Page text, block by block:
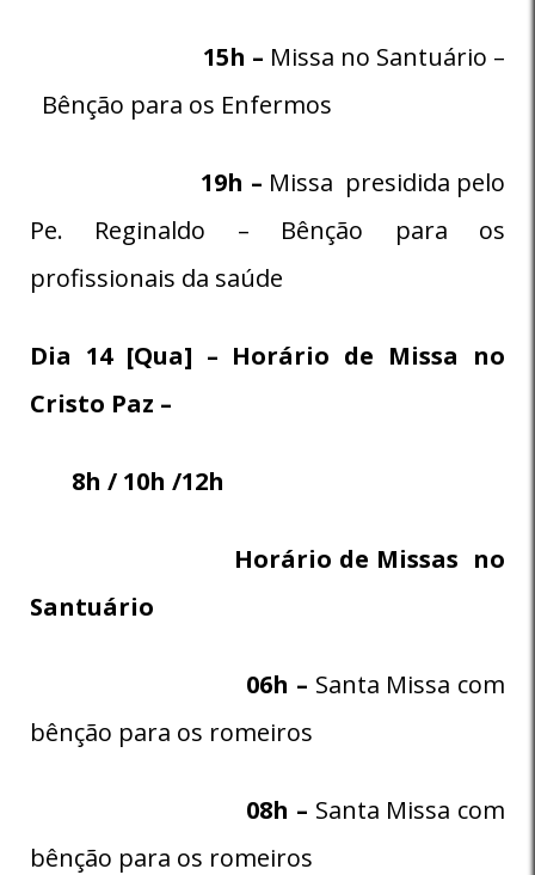
15h – Missa no Santuário –
Bênção para os Enfermos
19h – Missa presidida pelo
Pe. Reginaldo – Bênção para os
profissionais da saúde
Dia 14 [Qua] – Horário de Missa no
Cristo Paz –
8h / 10h /12h
Horário de Missas no
Santuário
06h – Santa Missa com
bênção para os romeiros
08h – Santa Missa com
bênção para os romeiros